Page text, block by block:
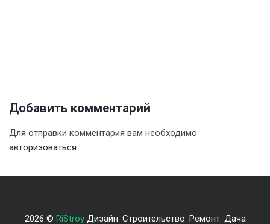
Добавить комментарий
Для отправки комментария вам необходимо
авторизоваться.
2026 © RiStroyДизайн. Строительство. Ремонт. Дача